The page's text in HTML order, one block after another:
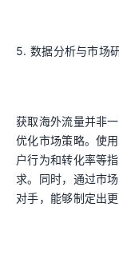
5. 数据分析与市场
获取海外流量并非
优化市场策略。使
户行为和转化率等
求。同时，通过市
对手，能够制定出